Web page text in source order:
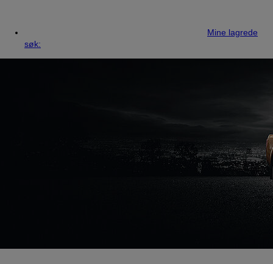
Mine lagrede
søk: